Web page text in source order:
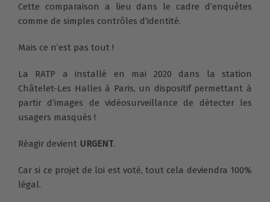
Cette comparaison a lieu dans le cadre d’enquêtes
comme de simples contrôles d’identité.
Mais ce n’est pas tout !
La RATP a installé en mai 2020 dans la station
Châtelet-Les Halles à Paris, un dispositif permettant à
partir d’images de vidéosurveillance de détecter les
usagers masqués !
Réagir devient URGENT.
Car si ce projet de loi est voté, tout cela deviendra 100%
légal.